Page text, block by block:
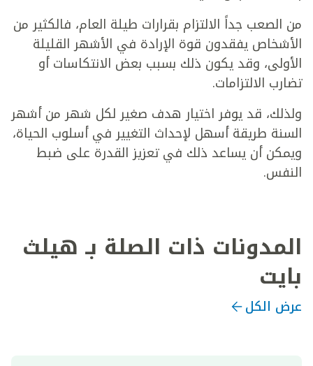
من الصعب جداً الالتزام بقرارات طيلة العام، فالكثير من
الأشخاص يفقدون قوة الإرادة في الأشهر القليلة
الأولى، وقد يكون ذلك بسبب بعض الانتكاسات أو
تضارب الالتزامات.
ولذلك، قد يوفر اختيار هدف صغير لكل شهر من أشهر
السنة طريقة أسهل لإحداث التغيير في أسلوب الحياة،
ويمكن أن يساعد ذلك في تعزيز القدرة على ضبط
النفس.
المدونات ذات الصلة بـ هيلث
بايت
عرض الكل